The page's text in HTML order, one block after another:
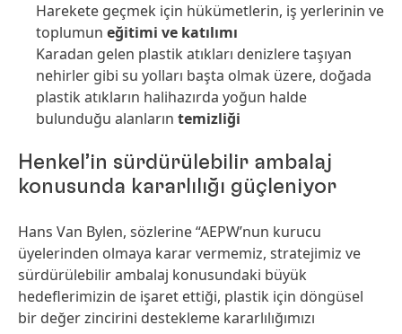
Harekete geçmek için hükümetlerin, iş yerlerinin ve
toplumun eğitimi ve katılımı
Karadan gelen plastik atıkları denizlere taşıyan
nehirler gibi su yolları başta olmak üzere, doğada
plastik atıkların halihazırda yoğun halde
bulunduğu alanların temizliği
Henkel’in sürdürülebilir ambalaj
konusunda kararlılığı güçleniyor
Hans Van Bylen, sözlerine “AEPW’nun kurucu
üyelerinden olmaya karar vermemiz, stratejimiz ve
sürdürülebilir ambalaj konusundaki büyük
hedeflerimizin de işaret ettiği, plastik için döngüsel
bir değer zincirini destekleme kararlılığımızı